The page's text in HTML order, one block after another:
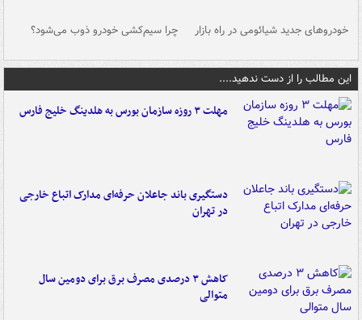
خودروهای جدید شیائومی در راه بازار چرا سیم‌کشی خودرو ذوب می‌شود؟
این مطالب را از دست ندهید....
مهلت ۳ روزه سازمان بورس به هلدینگ خلیج فارس
دستگیری باند جاعلان حرفه‌ای مدارک اتباع خارجی
در تهران
کاهش ۳ درصدی مصرف برق برای دومین سال
متوالی